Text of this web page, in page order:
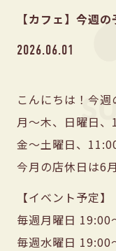
【カフェ】今週
2026.06.01
こんにちは！今週
月〜木、日曜日
金〜土曜日、
今月の店休日は6
【イベント予定】
毎週月曜日
毎週水曜日